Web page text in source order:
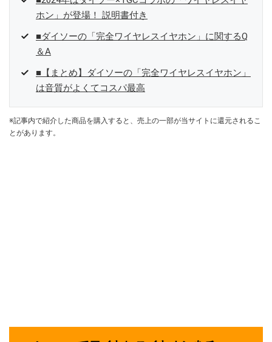
ホン」が登場！ 説明書付き
■ダイソーの「完全ワイヤレスイヤホン」に関するQ
＆A
■【まとめ】ダイソーの「完全ワイヤレスイヤホン」
は音質がよくてコスパ最高
※記事内で紹介した商品を購入すると、売上の一部が当サイトに還元されるこ
とがあります。